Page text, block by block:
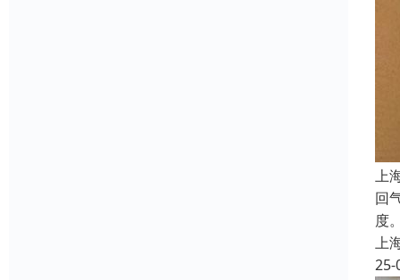
上
回
度
上
25-